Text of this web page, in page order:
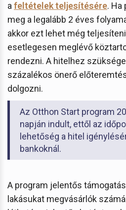
afeltételek teljesítésére. Ha
meg a legalább 2 éves
akkor ezt lehet még
esetlegesen meglévő
rendezni. A hitelhez
százalékos önerő
dolgozni.
Az Otthon Start program
napján indult, ettől az
lehetőség a hitel
bankoknál.
A program jelentős
lakásukat megvásárlók